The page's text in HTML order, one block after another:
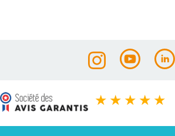
★ ★ ★ ★ ★